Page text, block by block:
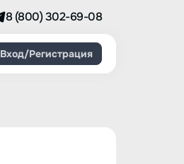
8 (800) 302-69-08
Вход/Регистрация